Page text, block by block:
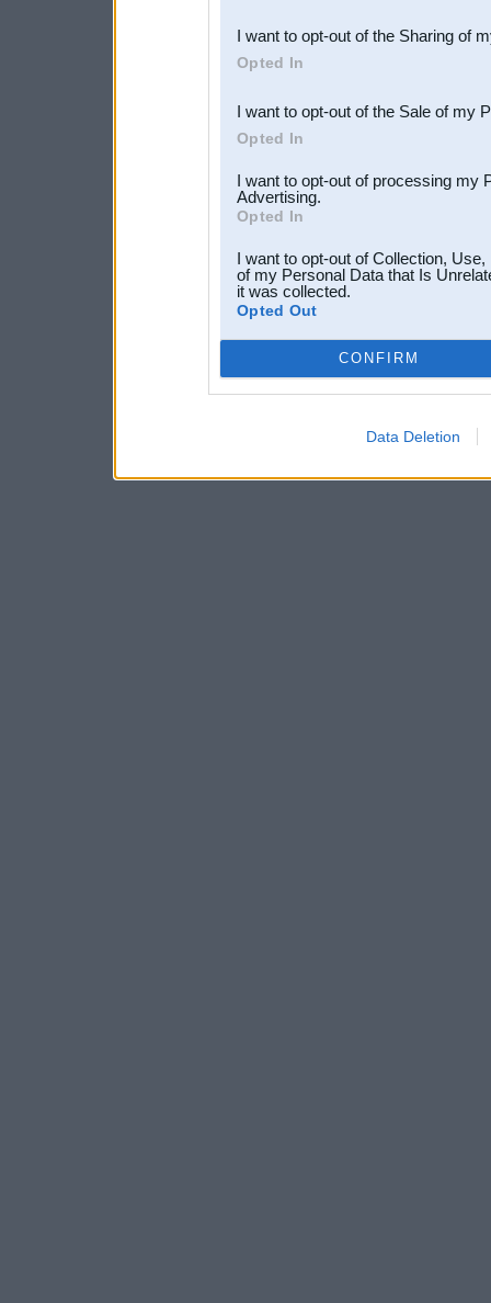
Downstream Participants
third parties.
I want to opt-out of the Sharing of
Opted In
I want to opt-out of the Sale of my
Opted In
I want to opt-out of processing my
Advertising.
Opted In
I want to opt-out of Collection,
of my Personal Data that Is
it was collected.
Opted Out
CONFIRM
Data Deletion